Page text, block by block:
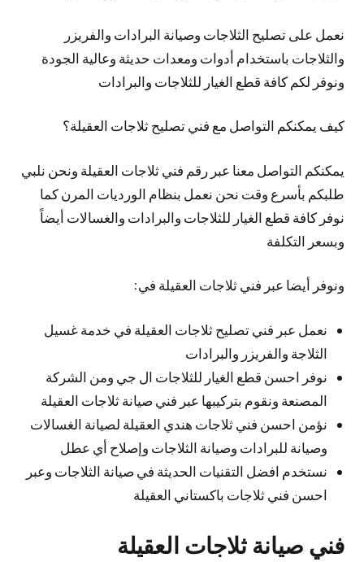
نعمل على تصليح الثلاجات وصيانة البرادات والفريزر
والثلاجات باستخدام أدوات ومعدات حديثة وعالية الجودة
ونوفر لكم كافة قطع الغيار للثلاجات والبرادات
كيف يمكنكم التواصل مع فني تصليح ثلاجات العقيلة؟
يمكنكم التواصل معنا عبر رقم فني ثلاجات العقيلة ونحن نلبي
طلبكم بأسرع وقت نحن نعمل بنظام الورديات المرن كما
نوفر كافة قطع الغيار للثلاجات والبرادات والغسالات أيضاً
وبسعر التكلفة
ونوفر أيضا عبر فني ثلاجات العقيلة في:
نعمل عبر فني تصليح ثلاجات العقيلة في خدمة غسيل
الثلاجة والفريزر والبرادات
نوفر احسن قطع الغيار للثلاجات ال جي ومن الشركة
المصنعة ونقوم بتركيبها عبر فني صيانة ثلاجات العقيلة
نؤمن احسن فني ثلاجات هندي العقيلة لصيانة الغسالات
وصيانة للبرادات وصيانة الثلاجات وإصلاح أي عطل
نستخدم افضل التقنيات الحديثة في صيانة الثلاجات وعبر
احسن فني ثلاجات باكستاني العقيلة
فني صيانة ثلاجات العقيلة